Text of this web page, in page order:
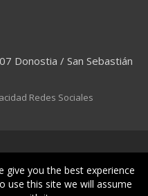
Donostia / San Sebastián
Redes Sociales
give you the best experience
use this site we will assume